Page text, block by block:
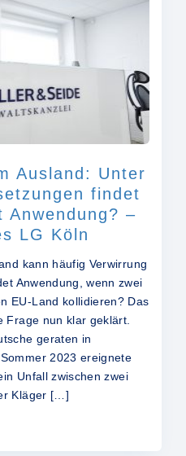
Ausland: Unter
findet
Anwendung? –
LG Köln
kann häufig Verwirrung
Anwendung, wenn zwei
EU-Land kollidieren? Das
Frage nun klar geklärt.
geraten in
2023 ereignete
Unfall zwischen zwei
Kläger […]